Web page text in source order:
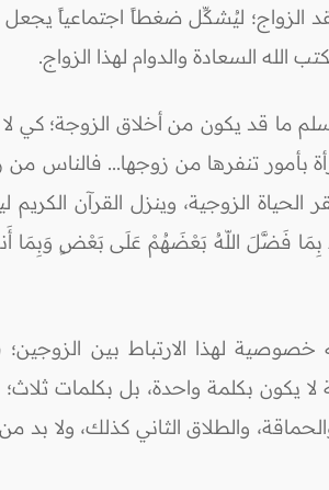
الزواج؛ ليُشكِّل ضغطاً اجتماعياً
الله السعادة والدوام لهذا الزواج.
ما قد يكون من أخلاق الزوجة؛ كي
بأمور تنفرها من زوجها...
الزوجية، وينزل القرآن
بِمَا فَضَّلَ اللّهُ بَعْضَهُمْ عَلَى بَعْضٍ وَبِمَا
لهذا الارتباط بين
يكون بكلمة واحدة، بل بكلمات
والطلاق الثاني كذلك، ولا بد